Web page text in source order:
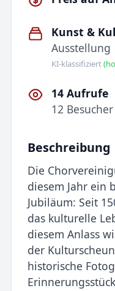
Kunst &
Ausstellung
KI-klassifiziert
14 Aufrufe
12
Beschreibung
Die
diesem Jahr ein
Jubiläum: Seit
das kulturelle
diesem Anlass
der
historische